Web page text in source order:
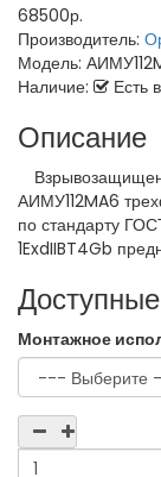
68500р.
Производитель:
Модель:
Наличие:
Есть
Описание
АИМУ112MA6
по стандарту
1ExdIIBT4Gb
Монтажное